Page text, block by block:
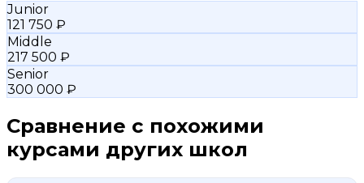
Junior
121 750 ₽
Middle
217 500 ₽
Senior
300 000 ₽
Сравнение с похожими
курсами других школ